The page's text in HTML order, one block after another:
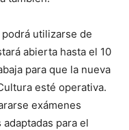
utilizarse de
abierta hasta el 10
para que la nueva
esté operativa.
exámenes
para el